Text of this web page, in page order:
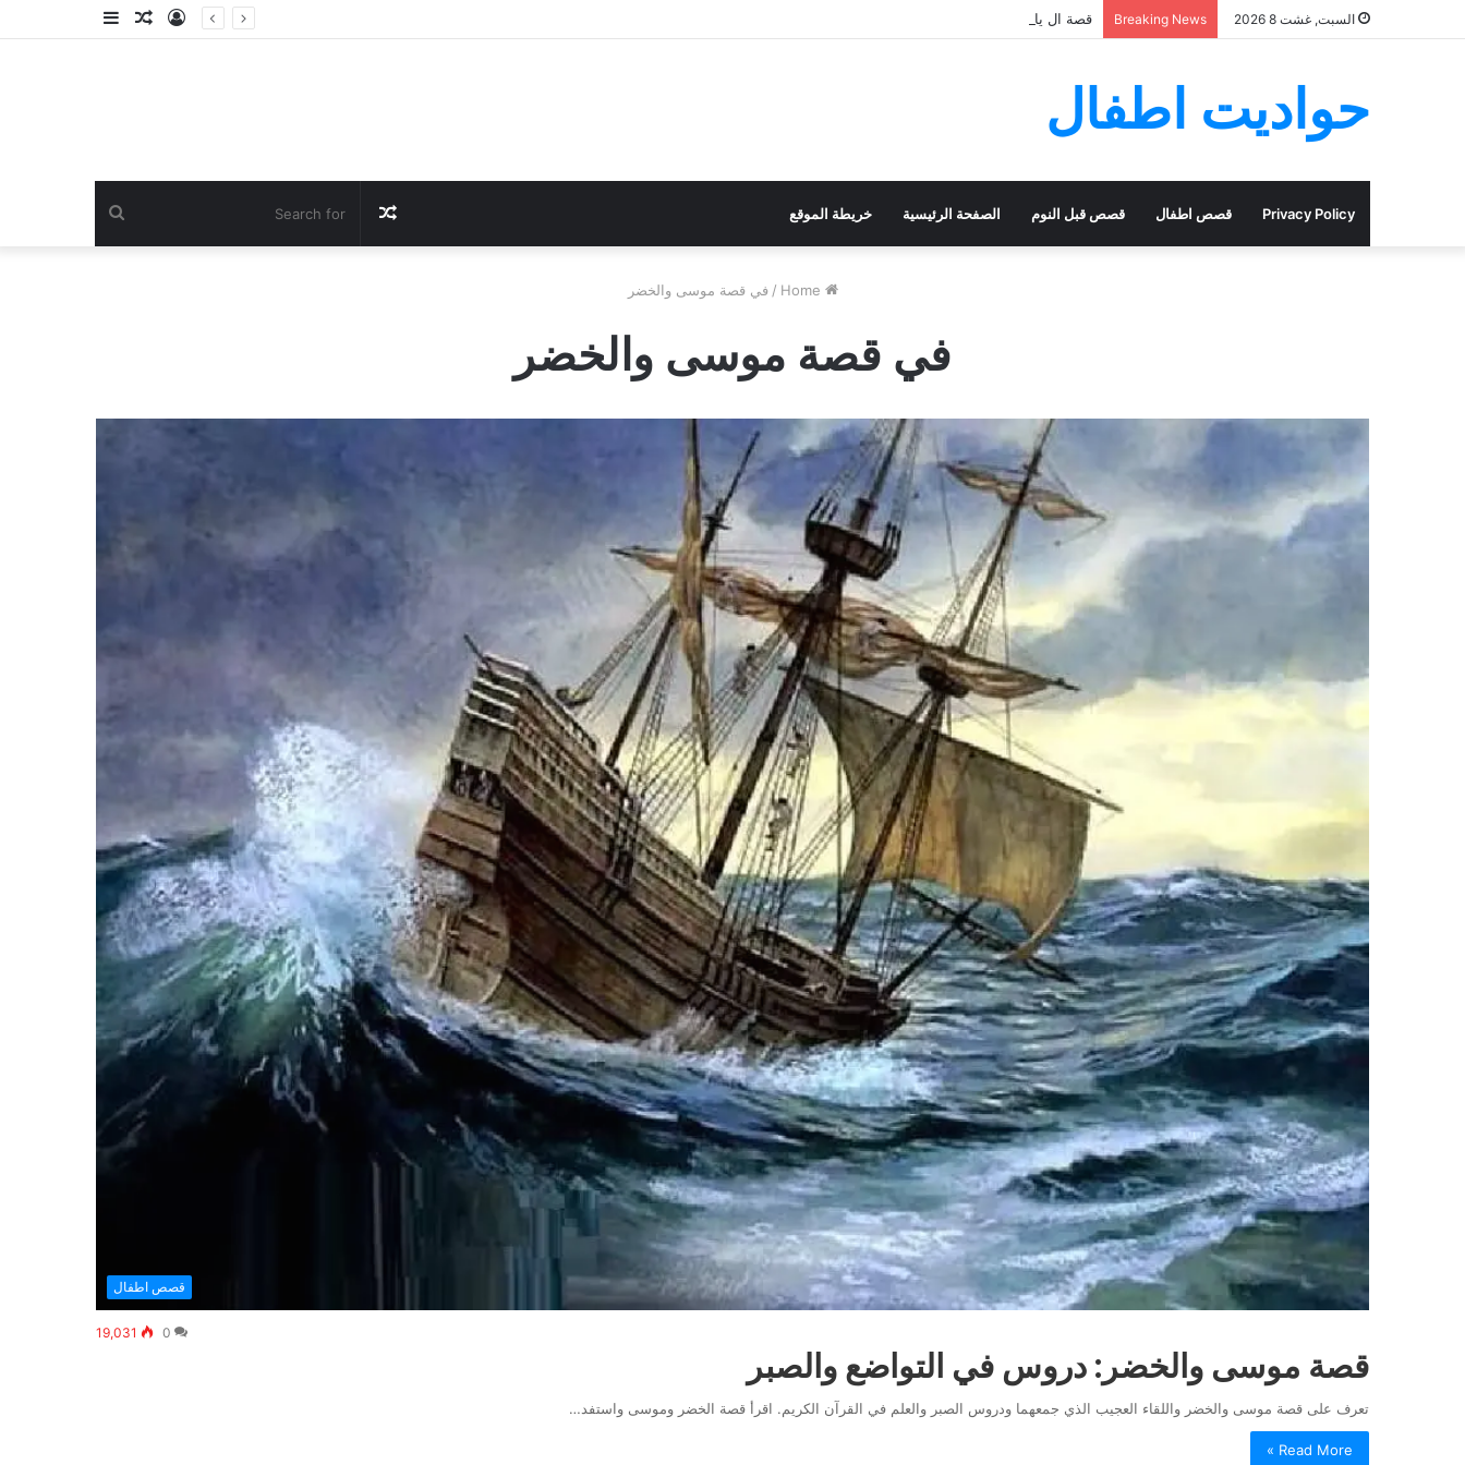
السبت, غشت 8 2026 Breaking News قصة ال ياسر
Random Log
حواديت اطفال
Privacy Policy قصص اطفال قصص قبل النوم الصفحة الرئيسية خريطة الموقع Random
/ في قصة موسى والخضر
في قصة موسى والخضر
قصص اطفال
0
19,031
قصة موسى والخضر: دروس في التواضع والصبر
تعرف على قصة موسى والخضر واللقاء العجيب الذي جمعهما ودروس الصبر والعلم في القرآن الكريم. اقرأ قصة الخضر وموسى واستفد…
Read More »